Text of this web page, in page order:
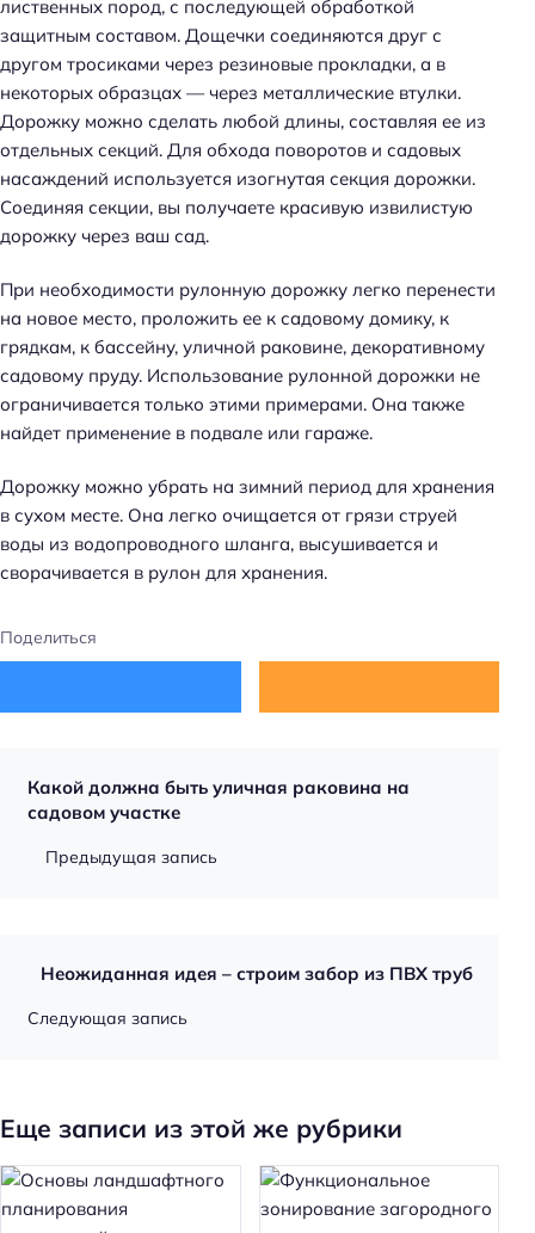
лиственных пород, с последующей обработкой
защитным составом. Дощечки соединяются друг с
другом тросиками через резиновые прокладки, а в
некоторых образцах — через металлические втулки.
Дорожку можно сделать любой длины, составляя ее из
отдельных секций. Для обхода поворотов и садовых
насаждений используется изогнутая секция дорожки.
Соединяя секции, вы получаете красивую извилистую
дорожку через ваш сад.
При необходимости рулонную дорожку легко перенести
на новое место, проложить ее к садовому домику, к
грядкам, к бассейну, уличной раковине, декоративному
садовому пруду. Использование рулонной дорожки не
ограничивается только этими примерами. Она также
найдет применение в подвале или гараже.
Дорожку можно убрать на зимний период для хранения
в сухом месте. Она легко очищается от грязи струей
воды из водопроводного шланга, высушивается и
сворачивается в рулон для хранения.
Поделиться
Какой должна быть уличная раковина на
садовом участке
Предыдущая запись
Неожиданная идея – строим забор из ПВХ труб
Следующая запись
Еще записи из этой же рубрики